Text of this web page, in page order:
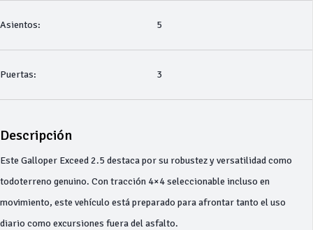
Asientos: 5
Puertas: 3
Descripción
Este Galloper Exceed 2.5 destaca por su robustez y versatilidad como
todoterreno genuino. Con tracción 4×4 seleccionable incluso en
movimiento, este vehículo está preparado para afrontar tanto el uso
diario como excursiones fuera del asfalto.